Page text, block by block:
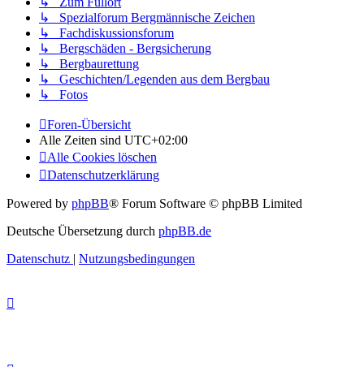
↳ Spezialforum Bergmännische Zeichen
↳ Fachdiskussionsforum
↳ Bergschäden - Bergsicherung
↳ Bergbaurettung
↳ Geschichten/Legenden aus dem Bergbau
↳ Fotos
Foren-Übersicht
Alle Zeiten sind UTC+02:00
Alle Cookies löschen
Datenschutzerklärung
Powered by phpBB® Forum Software © phpBB Limited
Deutsche Übersetzung durch phpBB.de
Datenschutz | Nutzungsbedingungen